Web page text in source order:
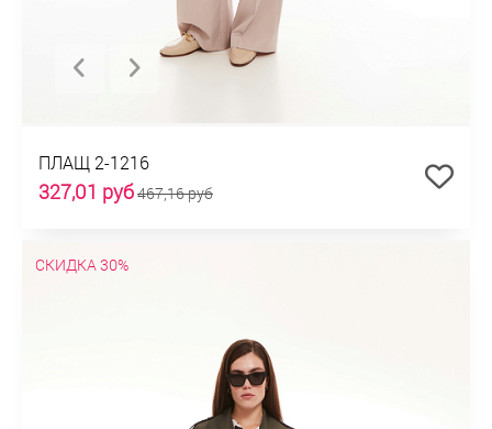
ПЛАЩ 2-1216
327,01 руб467,16 руб
СКИДКА 30%